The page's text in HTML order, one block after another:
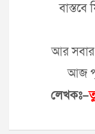
আর সবার
আজ
লেখকঃ–